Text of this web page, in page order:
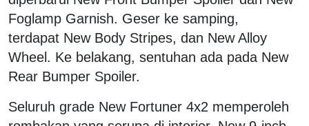
Foglamp Garnish. Geser ke samping,
terdapat New Body Stripes, dan New Alloy
Wheel. Ke belakang, sentuhan ada pada New
Rear Bumper Spoiler.
Seluruh grade New Fortuner 4x2 memperoleh